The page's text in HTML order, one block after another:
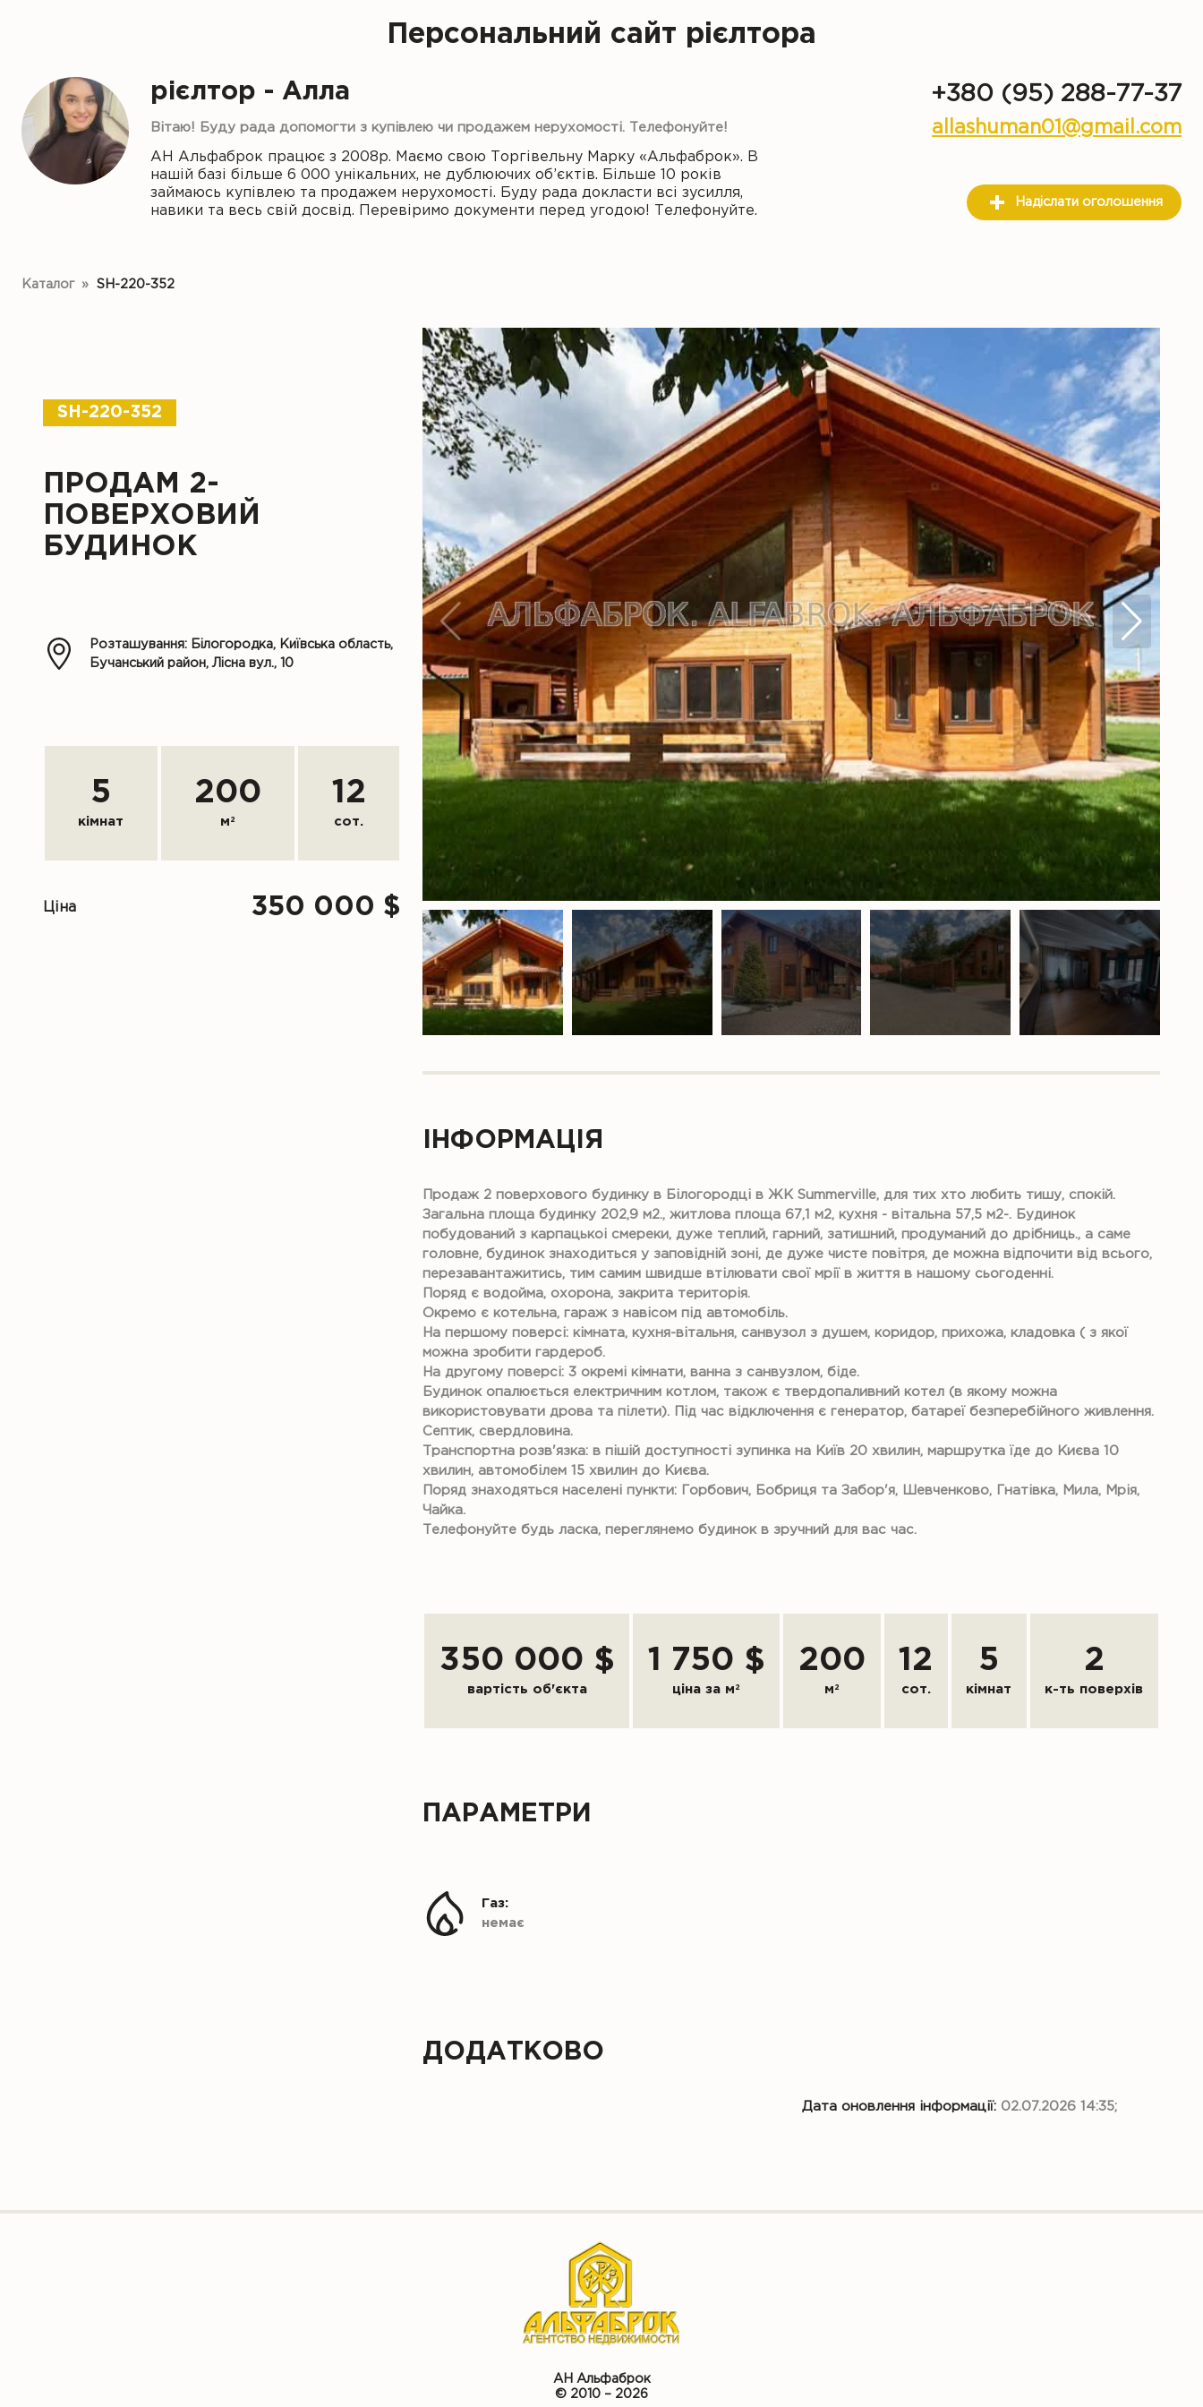
Персональний сайт рієлтора
рієлтор - Алла
Вітаю! Буду рада допомогти з купівлею чи продажем нерухомості. Телефонуйте!
АН Альфаброк працює з 2008р. Маємо свою Торгівельну Марку «Альфаброк». В
нашій базі більше 6 000 унікальних, не дублюючих об’єктів. Більше 10 років
займаюсь купівлею та продажем нерухомості. Буду рада докласти всі зусилля,
навики та весь свій досвід. Перевіримо документи перед угодою! Телефонуйте.
+380 (95) 288-77-37
allashuman01@gmail.com
Надіслати оголошення
Каталог » SH-220-352
SH-220-352
ПРОДАМ 2-
ПОВЕРХОВИЙ
БУДИНОК
Розташування: Білогородка, Київська область,
Бучанський район, Лісна вул., 10
5
кімнат
200
м 2
12
сот.
Ціна 350 000 $
ІНФОРМАЦІЯ
Продаж 2 поверхового будинку в Білогородці в ЖК Summervillе, для тих хто любить тишу, спокій.
Загальна площа будинку 202,9 м2., житлова площа 67,1 м2, кухня - вітальна 57,5 м2-. Будинок
побудований з карпацькоі смереки, дуже теплий, гарний, затишний, продуманий до дрібниць., а саме
головне, будинок знаходиться у заповідній зоні, де дуже чисте повітря, де можна відпочити від всього,
перезавантажитись, тим самим швидше втілювати свої мрії в життя в нашому сьогоденні.
Поряд є водойма, охорона, закрита територія.
Окремо є котельна, гараж з навісом під автомобіль.
На першому поверсі: кімната, кухня-вітальня, санвузол з душем, коридор, прихожа, кладовка ( з якої
можна зробити гардероб.
На другому поверсі: 3 окремі кімнати, ванна з санвузлом, біде.
Будинок опалюється електричним котлом, також є твердопаливний котел (в якому можна
використовувати дрова та пілети). Під час відключення є генератор, батареї безперебійного живлення.
Септик, свердловина.
Транспортна розв'язка: в пішій доступності зупинка на Київ 20 хвилин, маршрутка їде до Києва 10
хвилин, автомобілем 15 хвилин до Києва.
Поряд знаходяться населені пункти: Горбович, Бобриця та Забор'я, Шевченково, Гнатівка, Мила, Мрія,
Чайка.
Телефонуйте будь ласка, переглянемо будинок в зручний для вас час.
350 000 $
вартість об'єкта
1 750 $
ціна за м 2
200
м 2
12
сот.
5
кімнат
2
к-ть поверхів
ПАРАМЕТРИ
немає
Газ:
ДОДАТКОВО
Дата оновлення інформації: 02.07.2026 14:35;
АН Альфаброк
© 2010 – 2026